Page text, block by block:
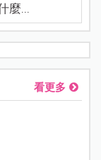
麼...
看更多